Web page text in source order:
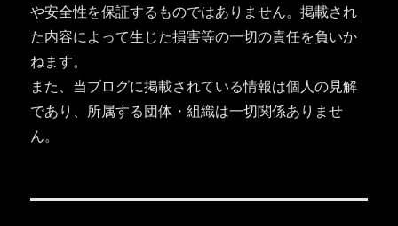
や安全性を保証するものではありません。掲載され
た内容によって生じた損害等の一切の責任を負いか
ねます。
また、当ブログに掲載されている情報は個人の見解
であり、所属する団体・組織は一切関係ありませ
ん。